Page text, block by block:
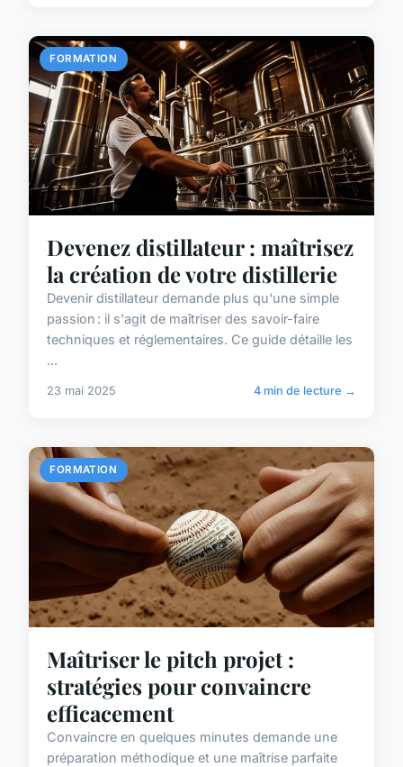
FORMATION
Devenez distillateur : maîtrisez
la création de votre distillerie
Devenir distillateur demande plus qu'une simple
passion : il s'agit de maîtriser des savoir-faire
techniques et réglementaires. Ce guide détaille les
...
23 mai 2025 4 min de lecture →
FORMATION
Maîtriser le pitch projet :
stratégies pour convaincre
efficacement
Convaincre en quelques minutes demande une
préparation méthodique et une maîtrise parfaite